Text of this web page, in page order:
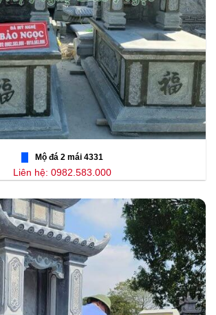
Mộ đá 2 mái 4331
Liên hệ: 0982.583.000